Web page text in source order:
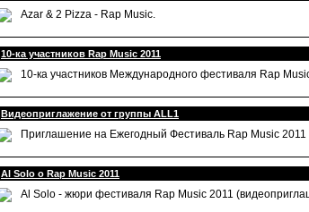
Azar & 2 Pizza - Rap Music.
10-ка участников Rap Music 2011
10-ка участников Международного фестиваля Rap
Видеоприглажение от группы ALL1
Приглашение на Ежегодный Фестиваль Rap Music
Al Solo o Rap Music 2011
Al Solo - жюри фестиваля Rap Music 2011